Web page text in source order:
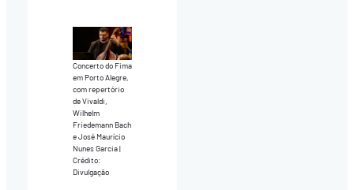
Concerto do Fima
em Porto Alegre,
com repertório
de Vivaldi,
Wilhelm
Friedemann Bach
e José Maurício
Nunes Garcia |
Crédito:
Divulgação